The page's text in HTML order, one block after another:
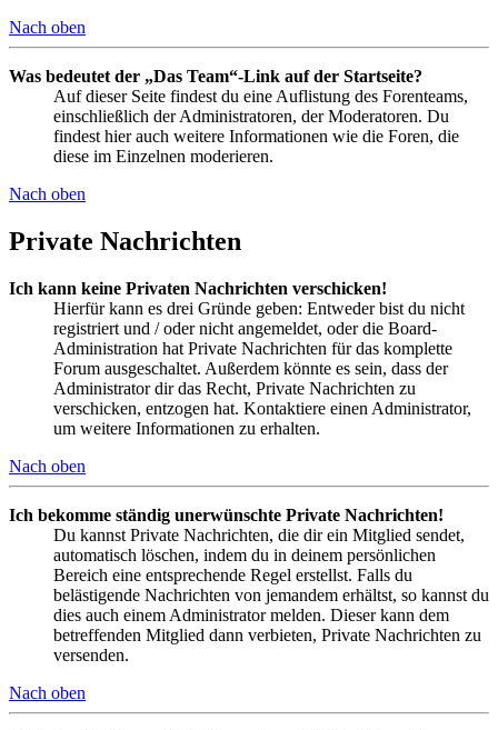
Nach oben
Was bedeutet der „Das Team“-Link auf der Startseite?
Auf dieser Seite findest du eine Auflistung des Forenteams,
einschließlich der Administratoren, der Moderatoren. Du
findest hier auch weitere Informationen wie die Foren, die
diese im Einzelnen moderieren.
Nach oben
Private Nachrichten
Ich kann keine Privaten Nachrichten verschicken!
Hierfür kann es drei Gründe geben: Entweder bist du nicht
registriert und / oder nicht angemeldet, oder die Board-
Administration hat Private Nachrichten für das komplette
Forum ausgeschaltet. Außerdem könnte es sein, dass der
Administrator dir das Recht, Private Nachrichten zu
verschicken, entzogen hat. Kontaktiere einen Administrator,
um weitere Informationen zu erhalten.
Nach oben
Ich bekomme ständig unerwünschte Private Nachrichten!
Du kannst Private Nachrichten, die dir ein Mitglied sendet,
automatisch löschen, indem du in deinem persönlichen
Bereich eine entsprechende Regel erstellst. Falls du
belästigende Nachrichten von jemandem erhältst, so kannst du
dies auch einem Administrator melden. Dieser kann dem
betreffenden Mitglied dann verbieten, Private Nachrichten zu
versenden.
Nach oben